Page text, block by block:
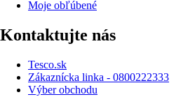
Moje obľúbené
Kontaktujte nás
Tesco.sk
Zákaznícka linka - 0800222333
Výber obchodu